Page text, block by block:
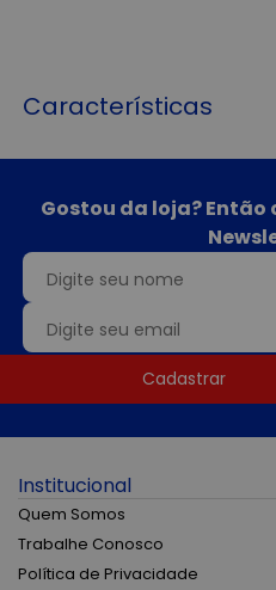
Características
Gostou da loja?
Cadastrar
Institucional
Quem Somos
Trabalhe Conosco
Política de Privacidade